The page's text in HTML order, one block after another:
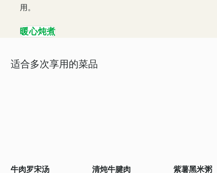
用。
暖心炖煮
适合多次享用的菜品
牛肉罗宋汤 清炖牛腱肉 紫薯黑米粥